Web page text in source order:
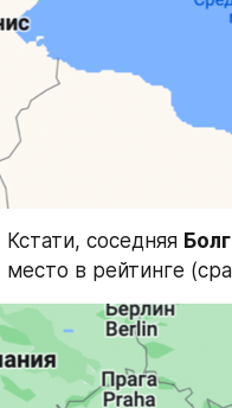
Кстати, соседняя
место в рейтинге